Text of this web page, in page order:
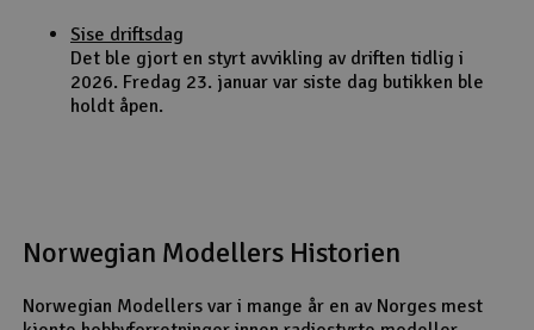
Sise driftsdag
Det ble gjort en styrt avvikling av driften tidlig i
2026. Fredag 23. januar var siste dag butikken ble
holdt åpen.
Norwegian Modellers Historien
Norwegian Modellers var i mange år en av Norges mest